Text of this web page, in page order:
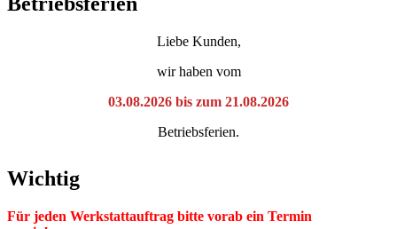
Liebe Kunden,
wir haben vom
03.08.2026 bis zum 21.08.2026
Betriebsferien.
Wichtig
Für jeden Werkstattauftrag bitte vorab ein Termin